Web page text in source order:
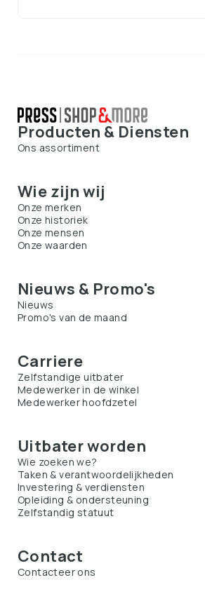
Producten & Diensten
Ons assortiment
Wie zijn wij
Onze merken
Onze historiek
Onze mensen
Onze waarden
Nieuws & Promo's
Nieuws
Promo's van de maand
Carriere
Zelfstandige uitbater
Medewerker in de winkel
Medewerker hoofdzetel
Uitbater worden
Wie zoeken we?
Taken & verantwoordelijkheden
Investering & verdiensten
Opleiding & ondersteuning
Zelfstandig statuut
Contact
Contacteer ons